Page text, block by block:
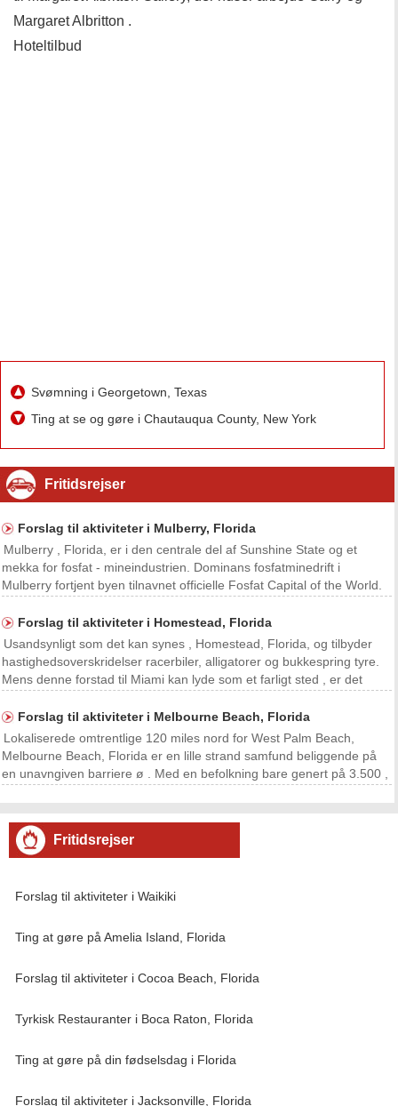
Margaret Albritton .
Hoteltilbud
Svømning i Georgetown, Texas
Ting at se og gøre i Chautauqua County, New York
Fritidsrejser
Forslag til aktiviteter i Mulberry, Florida
Mulberry , Florida, er i den centrale del af Sunshine State og et
mekka for fosfat - mineindustrien. Dominans fosfatminedrift i
Mulberry fortjent byen tilnavnet officielle Fosfat Capital of the World.
information om byens industrielle
Forslag til aktiviteter i Homestead, Florida
Usandsynligt som det kan synes , Homestead, Florida, og tilbyder
hastighedsoverskridelser racerbiler, alligatorer og bukkespring tyre.
Mens denne forstad til Miami kan lyde som et farligt sted , er det
holder din afstand fra Gators . Byen
Forslag til aktiviteter i Melbourne Beach, Florida
Lokaliserede omtrentlige 120 miles nord for West Palm Beach,
Melbourne Beach, Florida er en lille strand samfund beliggende på
en unavngiven barriere ø . Med en befolkning bare genert på 3.500 ,
Fritidsrejser
Forslag til aktiviteter i Waikiki
Ting at gøre på Amelia Island, Florida
Forslag til aktiviteter i Cocoa Beach, Florida
Tyrkisk Restauranter i Boca Raton, Florida
Ting at gøre på din fødselsdag i Florida
Forslag til aktiviteter i Jacksonville, Florida